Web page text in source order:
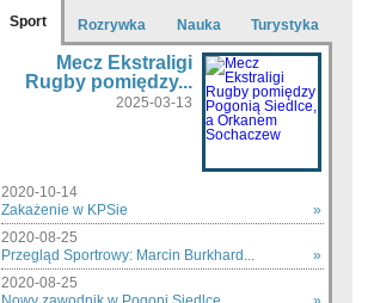
Sport Rozrywka Nauka Turystyka
Mecz Ekstraligi
Rugby pomiędzy...
2025-03-13
2020-10-14
Zakażenie w KPSie
»
2020-08-25
Przegląd Sportrowy: Marcin Burkhard...
»
2020-08-25